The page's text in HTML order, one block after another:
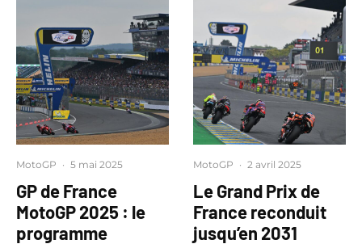
MotoGP · 5 mai 2025
GP de France
MotoGP 2025 : le
programme
MotoGP · 2 avril 2025
Le Grand Prix de
France reconduit
jusqu’en 2031